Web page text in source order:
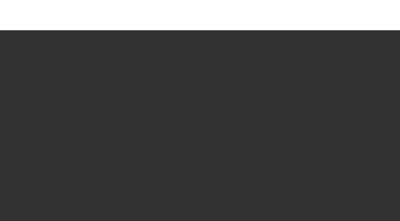
вашим потребностям:
которые можно легко перемещать по